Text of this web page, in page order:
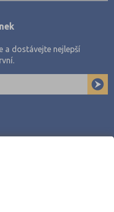
a dostávejte nejlepší